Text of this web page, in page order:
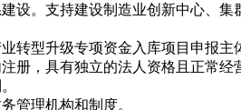
建设。支持建设制造业创新中心、
转型升级专项资金入库项目申报主
注册，具有独立的法人资格且正常
管理机构和制度。